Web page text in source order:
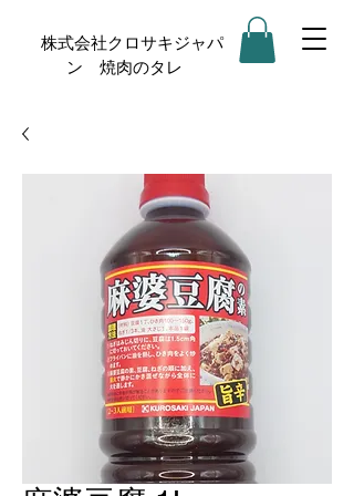
株式会社クロサキジャパ
ン 焼肉のタレ